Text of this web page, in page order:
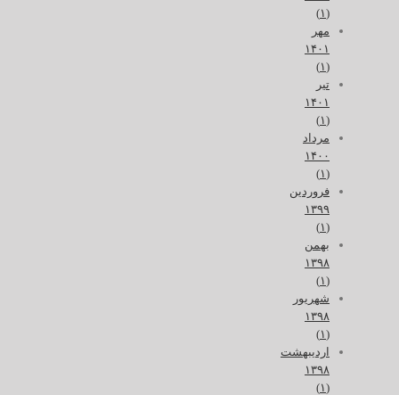
(۱)
مهر
۱۴۰۱
(۱)
تیر
۱۴۰۱
(۱)
مرداد
۱۴۰۰
(۱)
فروردین
۱۳۹۹
(۱)
بهمن
۱۳۹۸
(۱)
شهریور
۱۳۹۸
(۱)
اردیبهشت
۱۳۹۸
(۱)